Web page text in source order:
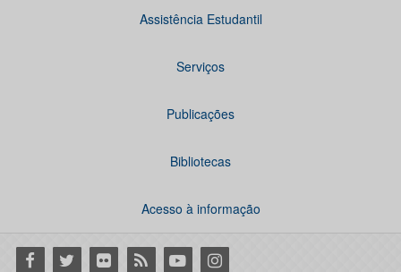
Assistência Estudantil
Serviços
Publicações
Bibliotecas
Acesso à informação
Facebook
Twitter Flickr RSS YoutubeInstagram